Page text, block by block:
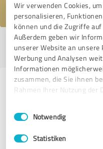
Wir verwenden Cookies,
personalisieren,
können und die Zugriffe
Außerdem geben wir
unserer Website an
Werbung und Analysen
Informationen
zusammen, die Sie ihnen
Rahmen Ihrer Nutzung der
Impressum
Einwilligungsauswahl
Notwendig
Statistiken
Profil aktiv seit 17.02.2026 |
Stefanie Özkurt –